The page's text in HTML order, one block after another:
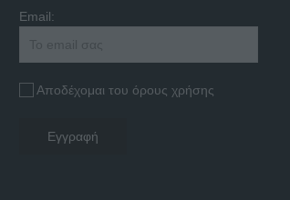
Email:
Αποδέχομαι του όρους χρήσης